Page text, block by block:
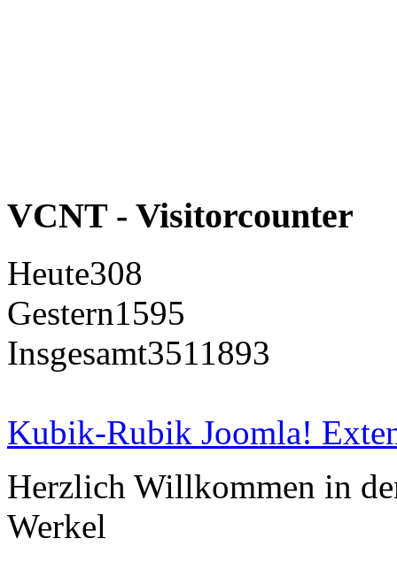
VCNT - Visitorcounter
Heute308
Gestern1595
Insgesamt3511893
Kubik-Rubik Joomla!
Herzlich Willkommen in
Werkel